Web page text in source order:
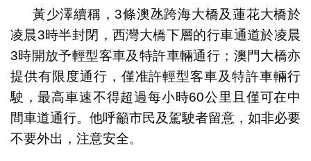
黃少澤續稱，3條澳氹跨海大橋及蓮花大橋於
凌晨3時半封閉，西灣大橋下層的行車通道於凌晨
3時開放予輕型客車及特許車輛通行；澳門大橋亦
提供有限度通行，僅准許輕型客車及特許車輛行
駛，最高車速不得超過每小時60公里且僅可在中
間車道通行。他呼籲市民及駕駛者留意，如非必要
不要外出，注意安全。